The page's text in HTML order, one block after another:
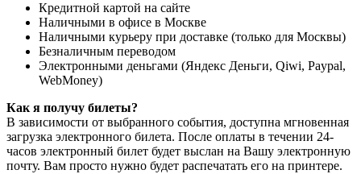
Кредитной картой на сайте
Наличными в офисе в Москве
Наличными курьеру при доставке (только для Москвы)
Безналичным переводом
Электронными деньгами (Яндекс Деньги, Qiwi, Paypal,
WebMoney)
Как я получу билеты?
В зависимости от выбранного события, доступна мгновенная
загрузка электронного билета. После оплаты в течении 24-
часов электронный билет будет выслан на Вашу электронную
почту. Вам просто нужно будет распечатать его на принтере.